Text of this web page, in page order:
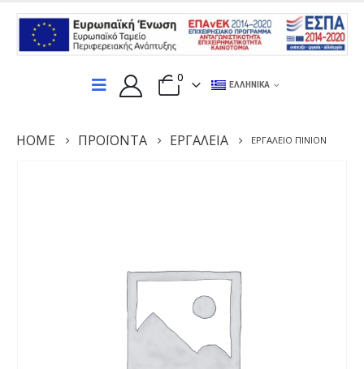
0
ΕΛΛΗΝΙΚΆ
HOME ΠΡΟΪΌΝΤΑ ΕΡΓΑΛΕΊΑ ΕΡΓΑΛΕΊΟ ΠΙΝΙΌΝ